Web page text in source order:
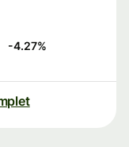
-4.27%